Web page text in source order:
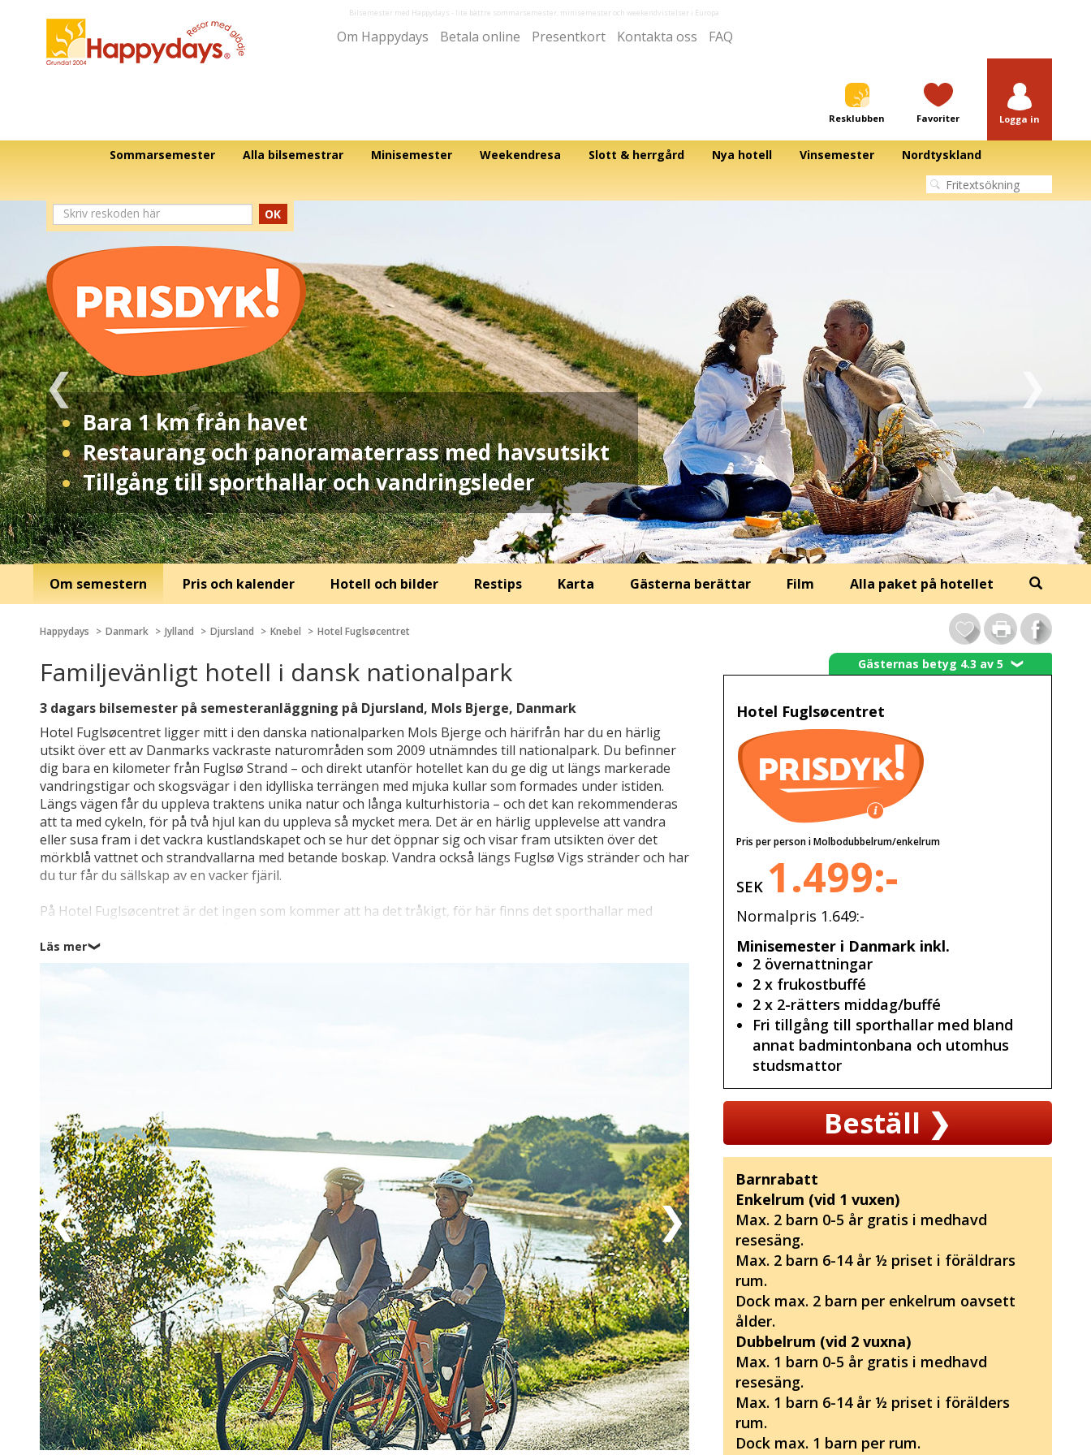
Bilsemester med Happydays - lite bättre sommarsemester, minisemester och weekendvistelser i Europa
Om Happydays Betala online Presentkort Kontakta oss FAQ
Resklubben Favoriter Logga in
Sommarsemester Alla bilsemestrar Minisemester Weekendresa Slott & herrgård Nya hotell Vinsemester Nordtyskland
OK
Bara 1 km från havet
Restaurang och panoramaterrass med havsutsikt
Tillgång till sporthallar och vandringsleder
Om semestern Pris och kalender Hotell och bilder Restips Karta Gästerna berättar Film Alla paket på hotellet
Happydays Danmark Jylland Djursland Knebel Hotel Fuglsøcentret
Familjevänligt hotell i dansk nationalpark
3 dagars bilsemester på semesteranläggning på Djursland, Mols Bjerge, Danmark
Hotel Fuglsøcentret ligger mitt i den danska nationalparken Mols Bjerge och härifrån har du en härlig
utsikt över ett av Danmarks vackraste naturområden som 2009 utnämndes till nationalpark. Du befinner
dig bara en kilometer från Fuglsø Strand – och direkt utanför hotellet kan du ge dig ut längs markerade
vandringstigar och skogsvägar i den idylliska terrängen med mjuka kullar som formades under istiden.
Längs vägen får du uppleva traktens unika natur och långa kulturhistoria – och det kan rekommenderas
att ta med cykeln, för på två hjul kan du uppleva så mycket mera. Det är en härlig upplevelse att vandra
eller susa fram i det vackra kustlandskapet och se hur det öppnar sig och visar fram utsikten över det
mörkblå vattnet och strandvallarna med betande boskap. Vandra också längs Fuglsø Vigs stränder och har
du tur får du sällskap av en vacker fjäril.
På Hotel Fuglsøcentret är det ingen som kommer att ha det tråkigt, för här finns det sporthallar med
aktivitetsmöjligheterna och den omgivande naturen bjuder Djursland också på några av Danmarks största
sevärdheter och många familjevänliga nöjen, till exempel den kända Djurs Sommerland (34 km),
världens längsta, bevarade träskepp – där du kan mönstra ombord och uppleva ett stycke levande och
tjärdoftande dansk marinhistoria anno 1857. Gör också en utflykt till Kaløs historiska slottsruin (16 km)
som ligger vid den vackra Kalø-bukten, här kan du verkligen känna historiens vingslag. Besök också
"Leendets stad" Århus (48 km), Danmarks näststörsta stad, som bjuder på en mångfald av upplevelser: Här
kan du till exempel besöka Den Gamle By som är en resa tillbaka i tiden och det toppmoderna museet AroS
med regnbågstunneln som alltid lockar med spännande konstutställningar. Se fram emot en rolig
minisemester i Danmark!
Läs mer❯
Gästernas betyg 4.3 av 5❯
Hotel Fuglsøcentret
Pris per person i Molbodubbelrum/enkelrum
SEK 1.499:-
Normalpris 1.649:-
Minisemester i Danmark inkl.
2 övernattningar
2 x frukostbuffé
2 x 2-rätters middag/buffé
Fri tillgång till sporthallar med bland
annat badmintonbana och utomhus
studsmattor
Beställ❯
Barnrabatt
Enkelrum (vid 1 vuxen)
Max. 2 barn 0-5 år gratis i medhavd
resesäng.
Max. 2 barn 6-14 år ½ priset i föräldrars
rum.
Dock max. 2 barn per enkelrum oavsett
ålder.
Dubbelrum (vid 2 vuxna)
Max. 1 barn 0-5 år gratis i medhavd
resesäng.
Max. 1 barn 6-14 år ½ priset i förälders
rum.
Dock max. 1 barn per rum.